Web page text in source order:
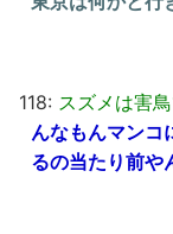
118: スズメは害
んなもんマンコ
るの当たり前や